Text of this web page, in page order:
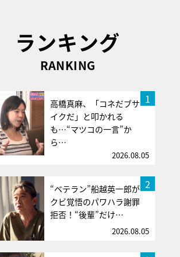
ランキング
RANKING
1
高橋真麻、「コネだブサ
イクだ」と叩かれる
も…“マツコの一言”か
ら…
2026.08.05
2
“ベテラン”船越英一郎が
クビ覚悟のパワハラ謝罪
拒否！“後輩”だけ…
2026.08.05